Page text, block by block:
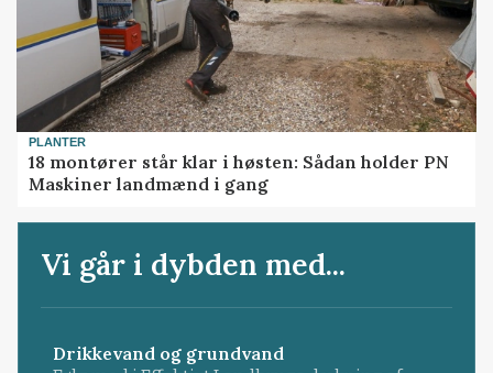
PLANTER
18 montører står klar i høsten: Sådan holder PN
Maskiner landmænd i gang
Vi går i dybden med...
Drikkevand og grundvand